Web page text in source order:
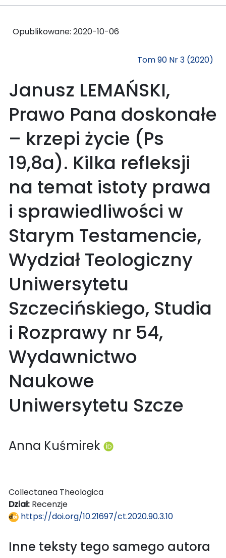
Opublikowane: 2020-10-06
Tom 90 Nr 3 (2020)
Janusz LEMAŃSKI,
Prawo Pana doskonałe
– krzepi życie (Ps
19,8a). Kilka refleksji
na temat istoty prawa
i sprawiedliwości w
Starym Testamencie,
Wydział Teologiczny
Uniwersytetu
Szczecińskiego, Studia
i Rozprawy nr 54,
Wydawnictwo
Naukowe
Uniwersytetu Szcze
Anna Kuśmirek
Collectanea Theologica
Dział: Recenzje
https://doi.org/10.21697/ct.2020.90.3.10
Inne teksty tego samego autora